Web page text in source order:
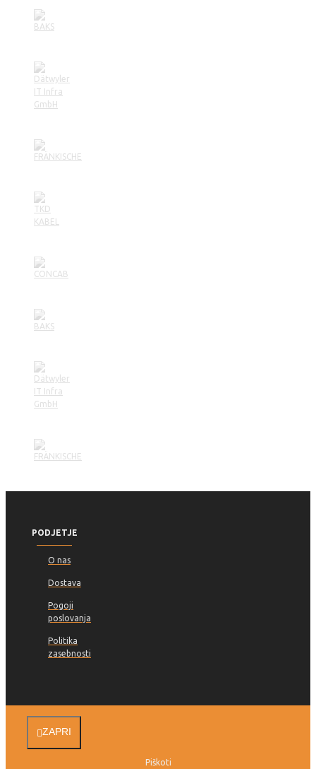
PODJETJE
O nas
Dostava
Pogoji
poslovanja
Politika
zasebnosti
ZAPRI
Piškoti